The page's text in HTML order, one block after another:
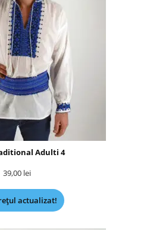
Adulti 4
39,00 lei
actualizat!